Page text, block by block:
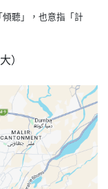
聽」，也意指「計
）